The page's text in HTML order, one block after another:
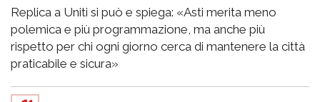
Replica a Uniti si può e spiega: «Asti merita meno
polemica e più programmazione, ma anche più
rispetto per chi ogni giorno cerca di mantenere la città
praticabile e sicura»